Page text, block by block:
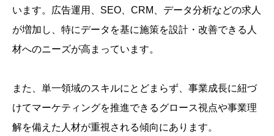
います。広告運用、SEO、CRM、データ分析などの求人
が増加し、特にデータを基に施策を設計・改善できる人
材へのニーズが高まっています。
また、単一領域のスキルにとどまらず、事業成長に紐づ
けてマーケティングを推進できるグロース視点や事業理
解を備えた人材が重視される傾向にあります。